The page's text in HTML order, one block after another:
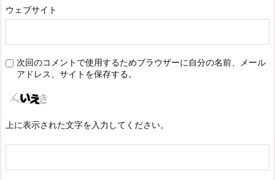
ウェブサイト
次回のコメントで使用するためブラウザーに自分の名前、メール
アドレス、サイトを保存する。
上に表示された文字を入力してください。